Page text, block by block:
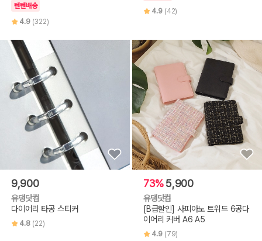
텐텐배송
4.9 (322)
4.9 (42)
9,900
유댕닷컴
다이어리 타공 스티커
4.8 (22)
73%5,900
유댕닷컴
[B급할인] 사피아노 트위드 6공다
이어리 커버 A6 A5
4.9 (79)